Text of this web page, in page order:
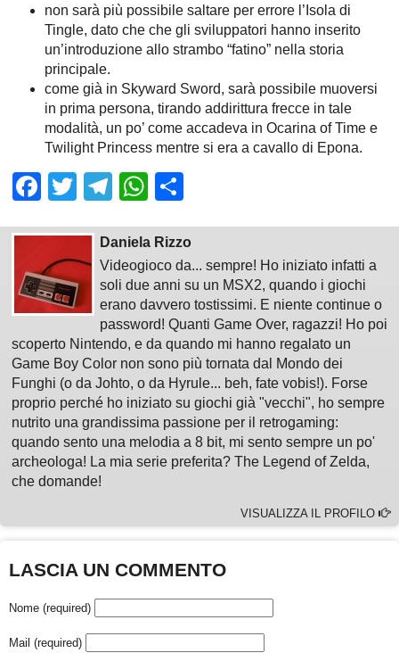
non sarà più possibile saltare per errore l’Isola di
Tingle, dato che che gli sviluppatori hanno inserito
un’introduzione allo strambo “fatino” nella storia
principale.
come già in Skyward Sword, sarà possibile muoversi
in prima persona, tirando addirittura frecce in tale
modalità, un po’ come accadeva in Ocarina of Time e
Twilight Princess mentre si era a cavallo di Epona.
Facebook
TwitterTelegram
WhatsApp
Daniela Rizzo
Videogioco da... sempre! Ho iniziato infatti a
soli due anni su un MSX2, quando i giochi
erano davvero tostissimi. E niente continue o
password! Quanti Game Over, ragazzi! Ho poi
scoperto Nintendo, e da quando mi hanno regalato un
Game Boy Color non sono più tornata dal Mondo dei
Funghi (o da Johto, o da Hyrule... beh, fate vobis!). Forse
proprio perché ho iniziato su giochi già "vecchi", ho sempre
nutrito una grandissima passione per il retrogaming:
quando sento una melodia a 8 bit, mi sento sempre un po'
archeologa! La mia serie preferita? The Legend of Zelda,
che domande!
VISUALIZZA IL PROFILO
LASCIA UN COMMENTO
Nome (required)
Mail (required)